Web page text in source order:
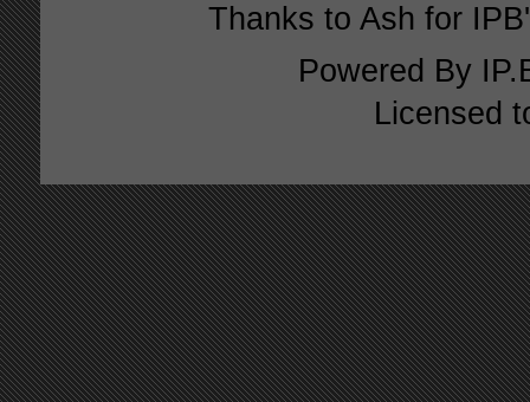
Thanks to Ash for
Powered By
Licensed